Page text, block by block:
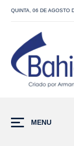
QUINTA, 06 DE AGOSTO
MENU